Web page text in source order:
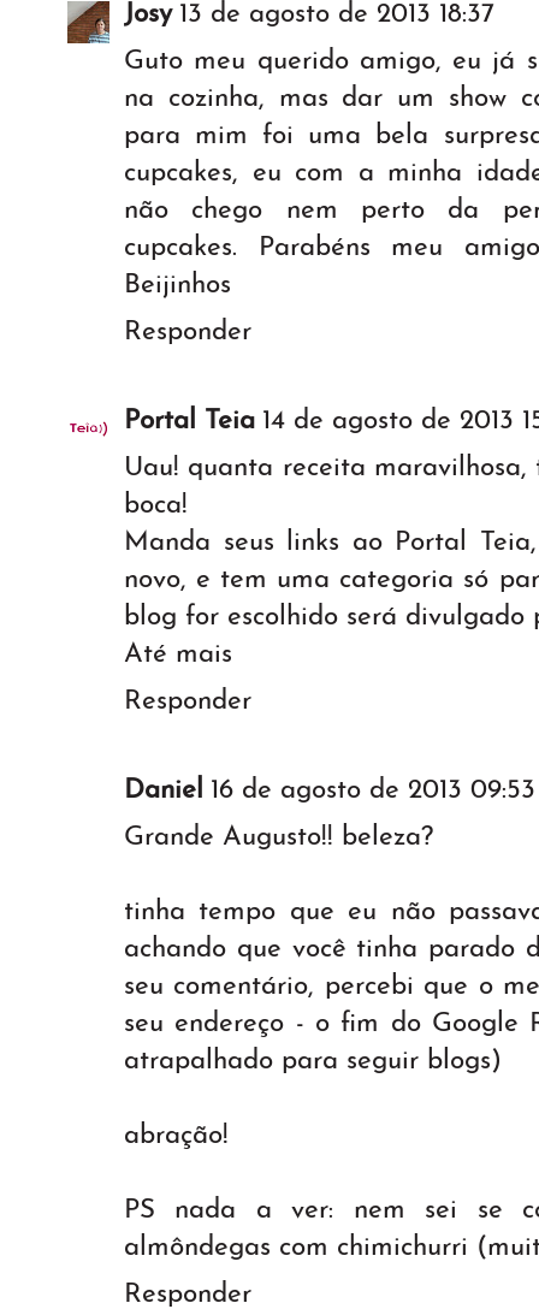
Josy 13 de agosto de 2013 18:37
Guto meu querido amigo, eu já
na cozinha, mas dar um show
para mim foi uma bela
cupcakes, eu com a minha
não chego nem perto da
cupcakes. Parabéns meu
Beijinhos
Responder
Portal Teia 14 de agosto de 2013
Uau! quanta receita
boca!
Manda seus links ao Portal
novo, e tem uma categoria só
blog for escolhido será divulgado
Até mais
Responder
Daniel 16 de agosto de 2013 09:53
Grande Augusto!! beleza?
tinha tempo que eu não
achando que você tinha parado
seu comentário, percebi que o
seu endereço - o fim do Google
atrapalhado para seguir blogs)
abração!
PS nada a ver: nem sei se
almôndegas com chimichurri
Responder